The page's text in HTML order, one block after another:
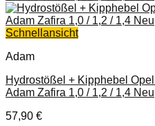
Schnellansicht
Adam
Hydrostößel + Kipphebel
Adam Zafira 1,0 / 1,2 / 1,4 Neu
57,90 €